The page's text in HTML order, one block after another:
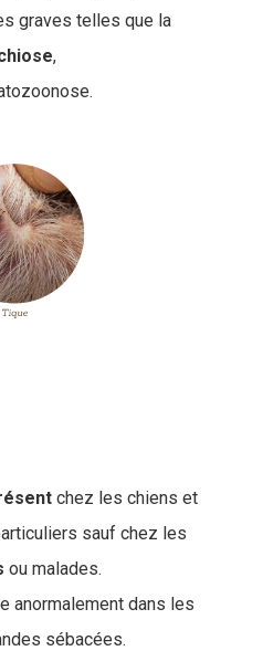
graves telles que la
,
chez les chiens et
sauf chez les
ou malades.
anormalement dans les
sébacées.